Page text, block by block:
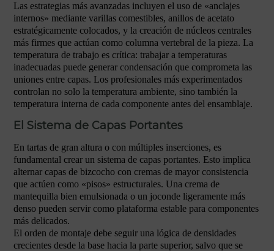
Las estrategias más avanzadas incluyen el uso de «anclajes
internos» mediante varillas comestibles, anillos de acetato
estratégicamente colocados, y la creación de núcleos centrales
más firmes que actúan como columna vertebral de la pieza. La
temperatura de trabajo es crítica: trabajar a temperaturas
inadecuadas puede generar condensación que comprometa las
uniones entre capas. Los profesionales más experimentados
controlan no solo la temperatura ambiente, sino también la
temperatura interna de cada componente antes del ensamblaje.
El Sistema de Capas Portantes
En tartas de gran altura o con múltiples inserciones, es
fundamental crear un sistema de capas portantes. Esto implica
alternar capas de bizcocho con cremas de mayor consistencia
que actúen como «pisos» estructurales. Una crema de
mantequilla bien emulsionada o un joconde ligeramente más
denso pueden servir como plataforma estable para componentes
más delicados.
El orden de montaje debe seguir una lógica de densidades
crecientes desde la base hacia la parte superior, salvo que se